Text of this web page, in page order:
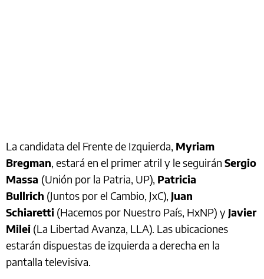
La candidata del Frente de Izquierda, Myriam
Bregman, estará en el primer atril y le seguirán Sergio
Massa (Unión por la Patria, UP), Patricia
Bullrich (Juntos por el Cambio, JxC), Juan
Schiaretti (Hacemos por Nuestro País, HxNP) y Javier
Milei (La Libertad Avanza, LLA). Las ubicaciones
estarán dispuestas de izquierda a derecha en la
pantalla televisiva.